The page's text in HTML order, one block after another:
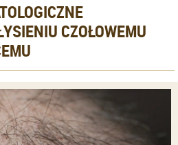
CZOŁOWEMU